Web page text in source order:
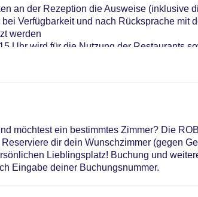
an der Rezeption die Ausweise (inklusive
Verfügbarkeit und nach Rücksprache mit
werden
Uhr wird für die Nutzung der Restaurants
€ pro Person berechnet. Kinder bis 5 Jahre
11 Uhr wird für die Nutzung der Restaurants
€ pro Person berechnet. Kinder bis 5 Jahre
%.
2020
möchtest ein bestimmtes Zimmer? Die
dir dein Wunschzimmer (gegen
Lieblingsplatz! Buchung und
Eingabe deiner Buchungsnummer.